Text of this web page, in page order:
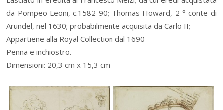
da Pompeo Leoni, c.1582-90; Thomas Howard, 2 ° conte di
Arundel, nel 1630; probabilmente acquisita da Carlo II;
Appartiene alla Royal Collection dal 1690
Penna e inchiostro.
Dimensioni: 20,3 cm x 15,3 cm